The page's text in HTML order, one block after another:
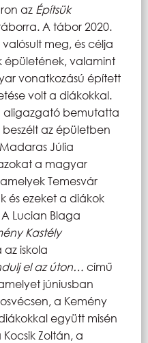
az Építsük
A tábor 2020.
meg, és célja
épületének, valamint
vonatkozású épített
volt a diákokkal.
aligazgató bemutatta
az épületben
Júlia
a magyar
Temesvár
és ezeket a diákok
Lucian Blaga
Kastély
iskola
el az úton… című
júniusban
a Kemény
együtt misén
Zoltán, a